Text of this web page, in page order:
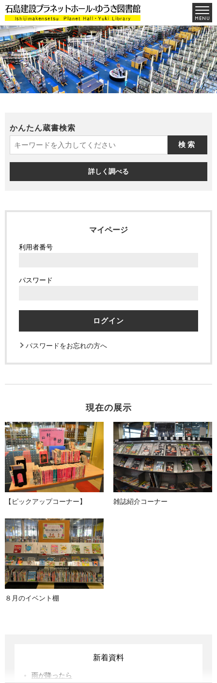
かんたん蔵書検索
詳しく調べる
マイページ
利用者番号
パスワード
パスワードをお忘れの方へ
現在の展示
【ピックアップコーナー】 雑誌紹介コーナー
８月のイベント棚
新着資料
雨が降ったら